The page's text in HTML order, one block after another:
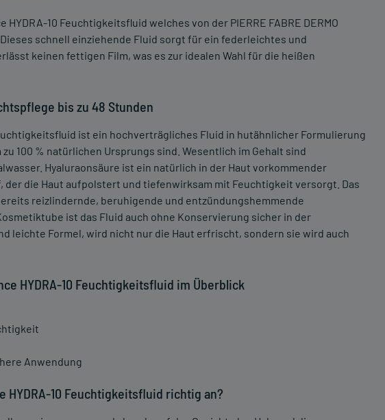
10 Feuchtigkeitsfluid welches von der PIERRE FABRE DERMO
schnell einziehende Fluid sorgt für ein federleichtes und
keinen fettigen Film, was es zur idealen Wahl für die heißen
bis zu 48 Stunden
ist ein hochverträgliches Fluid in hutähnlicher Formulierung
100 % natürlichen Ursprungs sind. Wesentlich im Gehalt sind
Hyaluraonsäure ist ein natürlich in der Haut vorkommender
die Haut aufpolstert und tiefenwirksam mit Feuchtigkeit versorgt. Das
reizlindernde, beruhigende und entzündungshemmende
ist das Fluid auch ohne Konservierung sicher in der
leichte Formel, wird nicht nur die Haut erfrischt, sondern sie wird auch
HYDRA-10 Feuchtigkeitsfluid im Überblick
Anwendung
HYDRA-10 Feuchtigkeitsfluid richtig an?